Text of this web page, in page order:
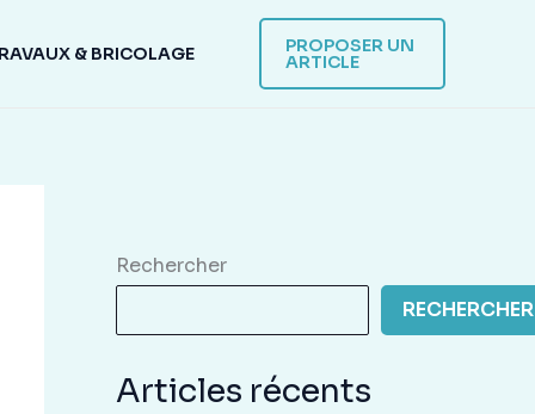
& BRICOLAGE PROPOSER UN
ARTICLE
Rechercher
RECHERCHER
Articles récents